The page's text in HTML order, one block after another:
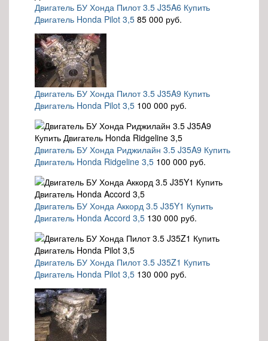
Двигатель БУ Хонда Пилот 3.5 J35A6 Купить
Двигатель Honda Pilot 3,5 85 000 руб.
Двигатель БУ Хонда Пилот 3.5 J35A9 Купить
Двигатель Honda Pilot 3,5 100 000 руб.
Двигатель БУ Хонда Риджилайн 3.5 J35A9 Купить
Двигатель Honda Ridgeline 3,5 100 000 руб.
Двигатель БУ Хонда Аккорд 3.5 J35Y1 Купить
Двигатель Honda Accord 3,5 130 000 руб.
Двигатель БУ Хонда Пилот 3.5 J35Z1 Купить
Двигатель Honda Pilot 3,5 130 000 руб.